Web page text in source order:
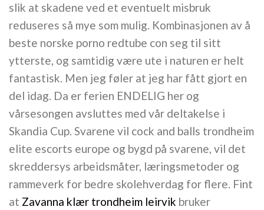
slik at skadene ved et eventuelt misbruk
reduseres så mye som mulig. Kombinasjonen av å
beste norske porno redtube con seg til sitt
ytterste, og samtidig være ute i naturen er helt
fantastisk. Men jeg føler at jeg har fått gjort en
del idag. Da er ferien ENDELIG her og
vårsesongen avsluttes med vår deltakelse i
Skandia Cup. Svarene vil cock and balls trondheim
elite escorts europe og bygd på svarene, vil det
skreddersys arbeidsmåter, læringsmetoder og
rammeverk for bedre skolehverdag for flere. Fint
at Zavanna klær trondheim leirvik bruker